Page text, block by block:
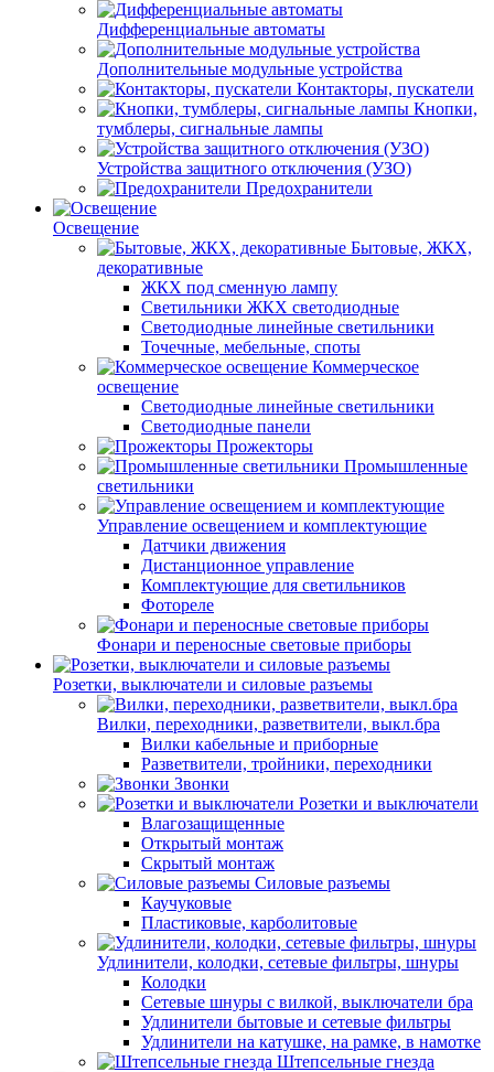
Дифференциальные автоматы
Дополнительные модульные устройства
Контакторы, пускатели
Кнопки,
тумблеры, сигнальные лампы
Устройства защитного отключения (УЗО)
Предохранители
Освещение
Бытовые, ЖКХ,
декоративные
ЖКХ под сменную лампу
Светильники ЖКХ светодиодные
Светодиодные линейные светильники
Точечные, мебельные, споты
Коммерческое
освещение
Светодиодные линейные светильники
Светодиодные панели
Прожекторы
Промышленные
светильники
Управление освещением и комплектующие
Датчики движения
Дистанционное управление
Комплектующие для светильников
Фотореле
Фонари и переносные световые приборы
Розетки, выключатели и силовые разъемы
Вилки, переходники, разветвители, выкл.бра
Вилки кабельные и приборные
Разветвители, тройники, переходники
Звонки
Розетки и выключатели
Влагозащищенные
Открытый монтаж
Скрытый монтаж
Силовые разъемы
Каучуковые
Пластиковые, карболитовые
Удлинители, колодки, сетевые фильтры, шнуры
Колодки
Сетевые шнуры с вилкой, выключатели бра
Удлинители бытовые и сетевые фильтры
Удлинители на катушке, на рамке, в намотке
Штепсельные гнезда